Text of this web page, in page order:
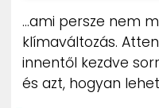
…ami persze nem
klímaváltozás.
innentől kezdve
és azt, hogyan